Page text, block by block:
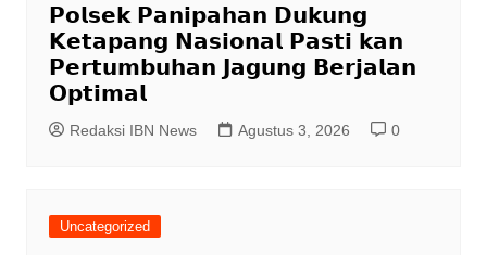
𝗣𝗼𝗹𝘀𝗲𝗸 𝗣𝗮𝗻𝗶𝗽𝗮𝗵𝗮𝗻 𝗗𝘂𝗸𝘂𝗻𝗴
𝗞𝗲𝘁𝗮𝗽𝗮𝗻𝗴 𝗡𝗮𝘀𝗶𝗼𝗻𝗮𝗹 𝗣𝗮𝘀𝘁𝗶 𝗸𝗮𝗻
𝗣𝗲𝗿𝘁𝘂𝗺𝗯𝘂𝗵𝗮𝗻 𝗝𝗮𝗴𝘂𝗻𝗴 𝗕𝗲𝗿𝗷𝗮𝗹𝗮𝗻
𝗢𝗽𝘁𝗶𝗺𝗮𝗹
Redaksi IBN News Agustus 3, 2026 0
Uncategorized